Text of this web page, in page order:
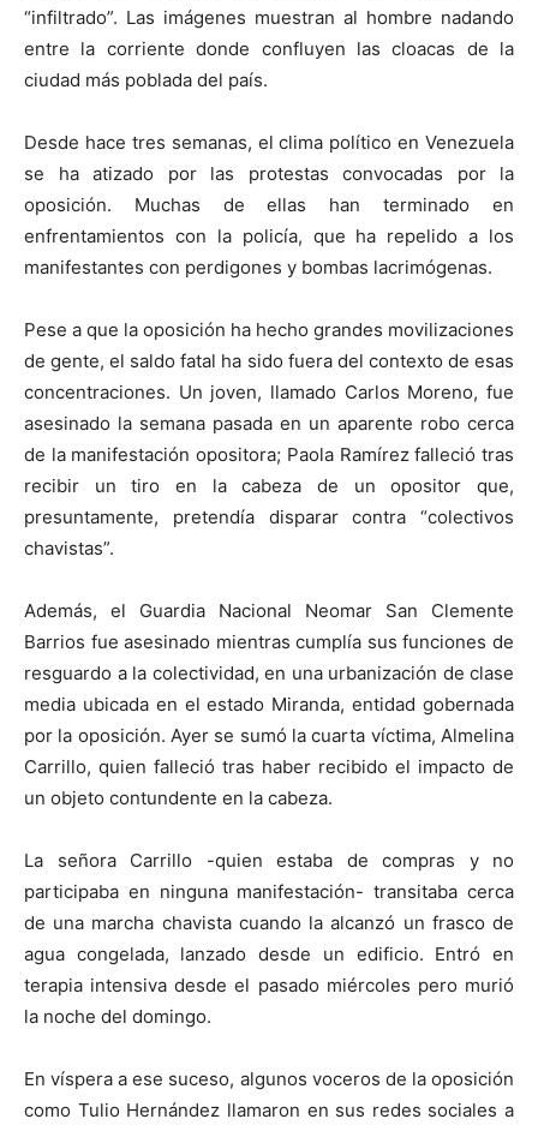
“infiltrado”. Las imágenes muestran al hombre nadando
entre la corriente donde confluyen las cloacas de la
ciudad más poblada del país.
Desde hace tres semanas, el clima político en Venezuela
se ha atizado por las protestas convocadas por la
oposición. Muchas de ellas han terminado en
enfrentamientos con la policía, que ha repelido a los
manifestantes con perdigones y bombas lacrimógenas.
Pese a que la oposición ha hecho grandes movilizaciones
de gente, el saldo fatal ha sido fuera del contexto de esas
concentraciones. Un joven, llamado Carlos Moreno, fue
asesinado la semana pasada en un aparente robo cerca
de la manifestación opositora; Paola Ramírez falleció tras
recibir un tiro en la cabeza de un opositor que,
presuntamente, pretendía disparar contra “colectivos
chavistas”.
Además, el Guardia Nacional Neomar San Clemente
Barrios fue asesinado mientras cumplía sus funciones de
resguardo a la colectividad, en una urbanización de clase
media ubicada en el estado Miranda, entidad gobernada
por la oposición. Ayer se sumó la cuarta víctima, Almelina
Carrillo, quien falleció tras haber recibido el impacto de
un objeto contundente en la cabeza.
La señora Carrillo -quien estaba de compras y no
participaba en ninguna manifestación- transitaba cerca
de una marcha chavista cuando la alcanzó un frasco de
agua congelada, lanzado desde un edificio. Entró en
terapia intensiva desde el pasado miércoles pero murió
la noche del domingo.
En víspera a ese suceso, algunos voceros de la oposición
como Tulio Hernández llamaron en sus redes sociales a